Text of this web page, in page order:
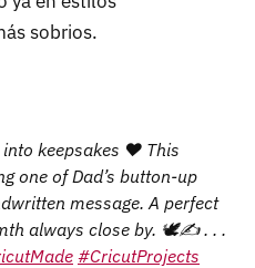
sobrios.
keepsakes ❤️ This
one of Dad’s button-up
message. A perfect
always close by. 🕊️✍️⁠ .⁠ .⁠ .⁠
#CricutProjects